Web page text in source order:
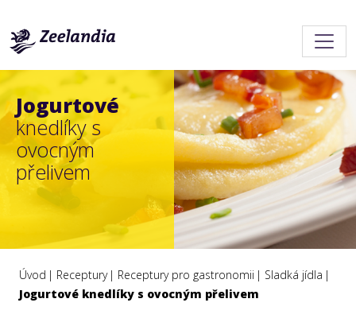
Jogurtové
knedlíky s
ovocným
přelivem
Úvod Receptury Receptury pro gastronomii
Sladká jídla
Jogurtové knedlíky s ovocným přelivem